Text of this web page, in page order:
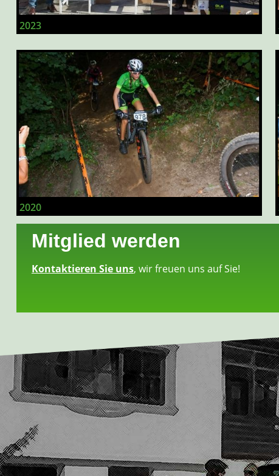
2023
2020
Mitglied werden
Kontaktieren Sie uns, wir freuen uns auf Sie!